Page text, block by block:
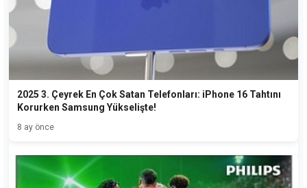
2025 3. Çeyrek En Çok Satan Telefonları: iPhone 16 Tahtını
Korurken Samsung Yükselişte!
8 ay önce